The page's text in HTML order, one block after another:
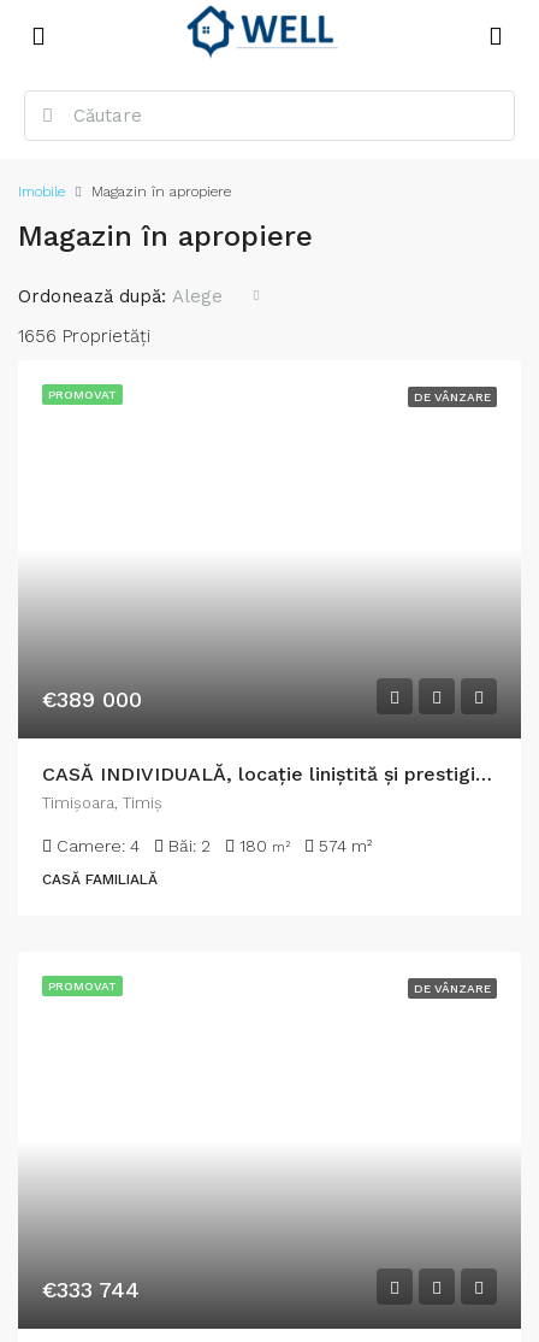
Imobile Magazin în apropiere
Magazin în apropiere
1656 Proprietăţi
Ordonează după: Alege
PROMOVAT DE VÂNZARE
€389 000
CASĂ INDIVIDUALĂ, locație liniștită și prestigioasă, Timisoara
Timişoara, Timiș
Camere: 4 Băi: 2 180 m² 574 m²
CASĂ FAMILIALĂ
PROMOVAT DE VÂNZARE
€333 744